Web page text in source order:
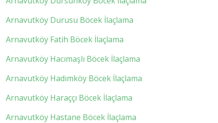
Arnavutköy Durusu Böcek İlaçlama
Arnavutköy Fatih Böcek İlaçlama
Arnavutköy Hacımaşlı Böcek İlaçlama
Arnavutköy Hadımköy Böcek İlaçlama
Arnavutköy Haraççı Böcek İlaçlama
Arnavutköy Hastane Böcek İlaçlama